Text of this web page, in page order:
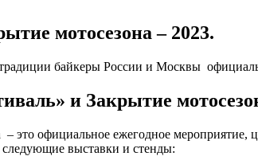
мотосезона – 2023.
байкеры России и Москвы
и Закрытие
это официальное ежегодное
следующие выставки и стенды: